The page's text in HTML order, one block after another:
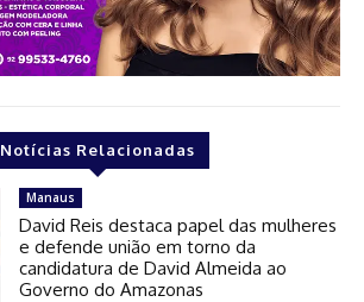
Notícias Relacionadas
Manaus
David Reis destaca papel das mulheres
e defende união em torno da
candidatura de David Almeida ao
Governo do Amazonas